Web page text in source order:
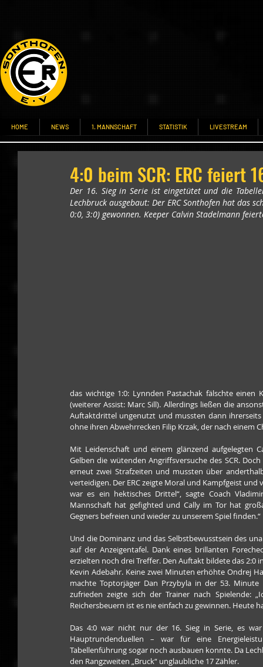
HOME NEWS 1. MANNSCHAFT STATISTIK LIVESTREAM
4:0 beim SCR: ERC feiert
Der 16. Sieg in Serie ist eingetütet und die
Lechbruck ausgebaut: Der ERC Sonthofen hat das
0:0, 3:0) gewonnen. Keeper Calvin Stadelmann
das wichtige 1:0: Lynnden Pastachak fälschte
(weiterer Assist: Marc Sill). Allerdings ließen die
Auftaktdrittel ungenutzt und mussten dann
ohne ihren Abwehrrecken Filip Krzak, der nach einem
Mit Leidenschaft und einem glänzend aufgelegten
Gelben die wütenden Angriffsversuche des SCR.
erneut zwei Strafzeiten und mussten über
verteidigen. Der ERC zeigte Moral und Kampfgeist
war es ein hektisches Drittel“, sagte Coach
Mannschaft hat gefighted und Cally im Tor hat
Gegners befreien und wieder zu unserem Spiel finden.“
Und die Dominanz und das Selbstbewusstsein des
auf der Anzeigentafel. Dank eines brillanten
erzielten noch drei Treffer. Den Auftakt bildete das 2:0
Kevin Adebahr. Keine zwei Minuten erhöhte Ondrej
machte Toptorjäger Dan Przybyla in der 53.
zufrieden zeigte sich der Trainer nach Spielende:
Reichersbeuern ist es nie einfach zu gewinnen. Heute
Das 4:0 war nicht nur der 16. Sieg in Serie, es
Hauptrundenduellen – war für eine
Tabellenführung sogar noch ausbauen konnte. Da
den Rangzweiten „Bruck“ unglaubliche 17 Zähler.